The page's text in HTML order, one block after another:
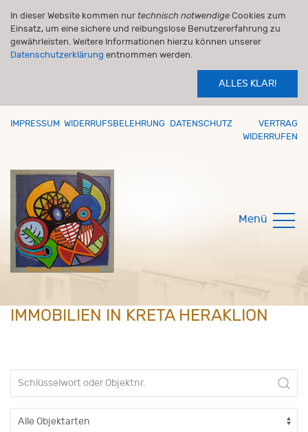
In dieser Website kommen nur technisch notwendige Cookies zum
Einsatz, um eine sichere und reibungslose Benutzererfahrung zu
gewährleisten. Weitere Informationen hierzu können unserer
Datenschutzerklärung entnommen werden.
ALLES KLAR!
IMPRESSUM WIDERRUFSBELEHRUNG DATENSCHUTZ
VERTRAG
WIDERRUFEN
Menü
IMMOBILIEN IN KRETA HERAKLION